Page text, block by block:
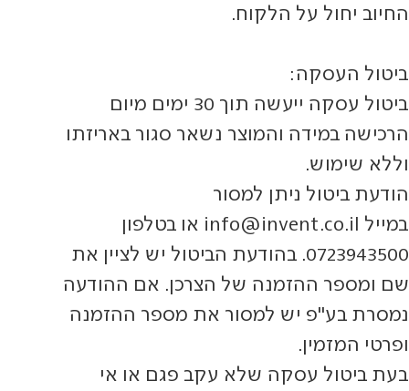
החיוב יחול על הלקוח.
ביטול העסקה:
ביטול עסקה ייעשה תוך 30 ימים מיום
הרכישה במידה והמוצר נשאר סגור באריזתו
וללא שימוש.
הודעת ביטול ניתן למסור
במייל info@invent.co.il או בטלפון
0723943500. בהודעת הביטול יש לציין את
שם ומספר ההזמנה של הצרכן. אם ההודעה
נמסרת בע"פ יש למסור את מספר ההזמנה
ופרטי המזמין.
בעת ביטול עסקה שלא עקב פגם או אי